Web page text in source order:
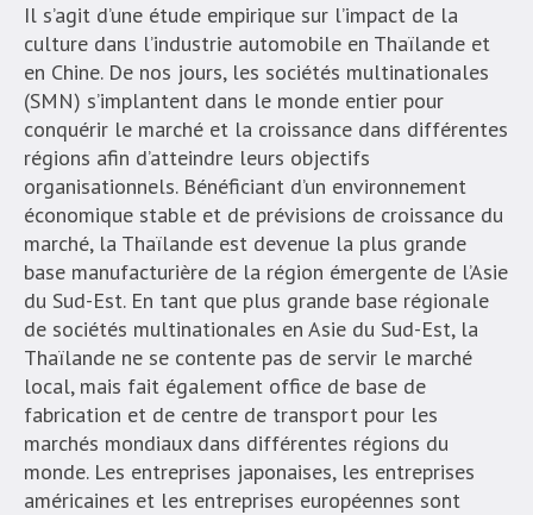
Il s’agit d’une étude empirique sur l’impact de la
culture dans l’industrie automobile en Thaïlande et
en Chine. De nos jours, les sociétés multinationales
(SMN) s’implantent dans le monde entier pour
conquérir le marché et la croissance dans différentes
régions afin d’atteindre leurs objectifs
organisationnels. Bénéficiant d’un environnement
économique stable et de prévisions de croissance du
marché, la Thaïlande est devenue la plus grande
base manufacturière de la région émergente de l’Asie
du Sud-Est. En tant que plus grande base régionale
de sociétés multinationales en Asie du Sud-Est, la
Thaïlande ne se contente pas de servir le marché
local, mais fait également office de base de
fabrication et de centre de transport pour les
marchés mondiaux dans différentes régions du
monde. Les entreprises japonaises, les entreprises
américaines et les entreprises européennes sont